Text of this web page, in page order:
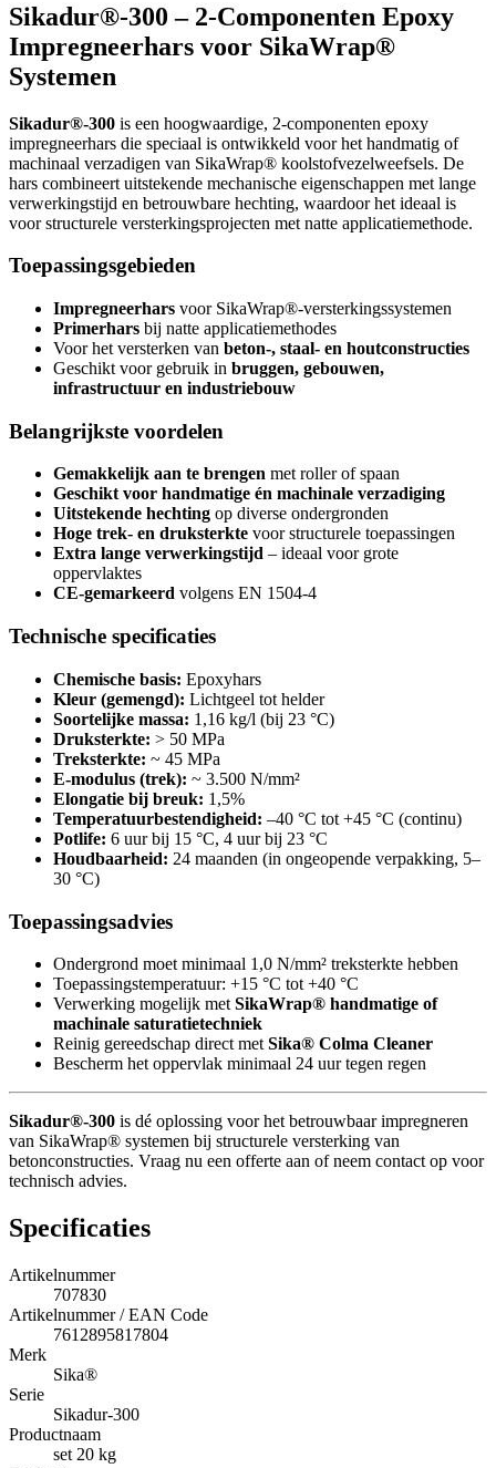
Sikadur®-300 – 2-Componenten Epoxy
Impregneerhars voor SikaWrap®
Systemen
Sikadur®-300 is een hoogwaardige, 2-componenten epoxy
impregneerhars die speciaal is ontwikkeld voor het handmatig of
machinaal verzadigen van SikaWrap® koolstofvezelweefsels. De
hars combineert uitstekende mechanische eigenschappen met lange
verwerkingstijd en betrouwbare hechting, waardoor het ideaal is
voor structurele versterkingsprojecten met natte applicatiemethode.
Toepassingsgebieden
Impregneerhars voor SikaWrap®-versterkingssystemen
Primerhars bij natte applicatiemethodes
Voor het versterken van beton-, staal- en houtconstructies
Geschikt voor gebruik in bruggen, gebouwen,
infrastructuur en industriebouw
Belangrijkste voordelen
Gemakkelijk aan te brengen met roller of spaan
Geschikt voor handmatige én machinale verzadiging
Uitstekende hechting op diverse ondergronden
Hoge trek- en druksterkte voor structurele toepassingen
Extra lange verwerkingstijd – ideaal voor grote
oppervlaktes
CE-gemarkeerd volgens EN 1504-4
Technische specificaties
Chemische basis: Epoxyhars
Kleur (gemengd): Lichtgeel tot helder
Soortelijke massa: 1,16 kg/l (bij 23 °C)
Druksterkte: > 50 MPa
Treksterkte: ~ 45 MPa
E-modulus (trek): ~ 3.500 N/mm²
Elongatie bij breuk: 1,5%
Temperatuurbestendigheid: –40 °C tot +45 °C (continu)
Potlife: 6 uur bij 15 °C, 4 uur bij 23 °C
Houdbaarheid: 24 maanden (in ongeopende verpakking, 5–
30 °C)
Toepassingsadvies
Ondergrond moet minimaal 1,0 N/mm² treksterkte hebben
Toepassingstemperatuur: +15 °C tot +40 °C
Verwerking mogelijk met SikaWrap® handmatige of
machinale saturatietechniek
Reinig gereedschap direct met Sika® Colma Cleaner
Bescherm het oppervlak minimaal 24 uur tegen regen
Sikadur®-300 is dé oplossing voor het betrouwbaar impregneren
van SikaWrap® systemen bij structurele versterking van
betonconstructies. Vraag nu een offerte aan of neem contact op voor
technisch advies.
Specificaties
Artikelnummer
707830
Artikelnummer / EAN Code
7612895817804
Merk
Sika®
Serie
Sikadur-300
Productnaam
set 20 kg